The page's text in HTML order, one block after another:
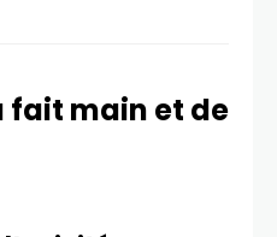
fait main et de